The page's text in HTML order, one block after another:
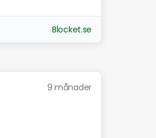
Blocket.se
9 månader